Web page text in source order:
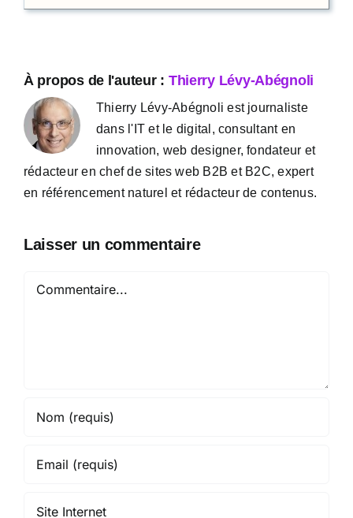
À propos de l'auteur : Thierry Lévy-Abégnoli
Thierry Lévy-Abégnoli est journaliste
dans l'IT et le digital, consultant en
innovation, web designer, fondateur et
rédacteur en chef de sites web B2B et B2C, expert
en référencement naturel et rédacteur de contenus.
Laisser un commentaire